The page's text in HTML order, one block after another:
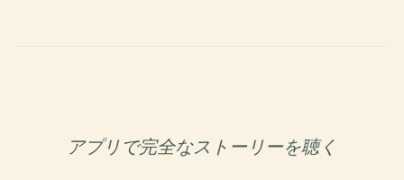
アプリで完全なストーリーを聴く